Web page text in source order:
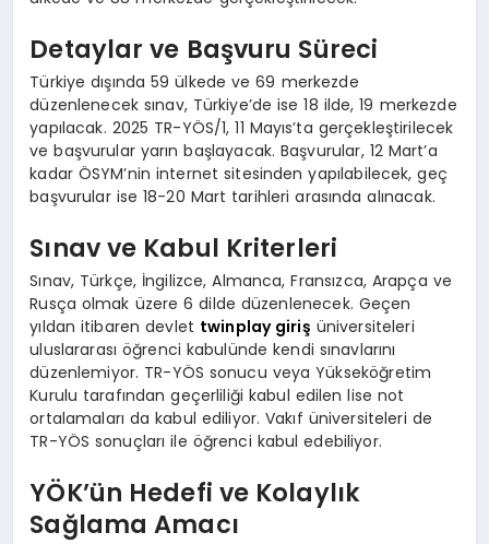
Detaylar ve Başvuru Süreci
Türkiye dışında 59 ülkede ve 69 merkezde
düzenlenecek sınav, Türkiye’de ise 18 ilde, 19 merkezde
yapılacak. 2025 TR-YÖS/1, 11 Mayıs’ta gerçekleştirilecek
ve başvurular yarın başlayacak. Başvurular, 12 Mart’a
kadar ÖSYM’nin internet sitesinden yapılabilecek, geç
başvurular ise 18-20 Mart tarihleri arasında alınacak.
Sınav ve Kabul Kriterleri
Sınav, Türkçe, İngilizce, Almanca, Fransızca, Arapça ve
Rusça olmak üzere 6 dilde düzenlenecek. Geçen
yıldan itibaren devlet twinplay giriş üniversiteleri
uluslararası öğrenci kabulünde kendi sınavlarını
düzenlemiyor. TR-YÖS sonucu veya Yükseköğretim
Kurulu tarafından geçerliliği kabul edilen lise not
ortalamaları da kabul ediliyor. Vakıf üniversiteleri de
TR-YÖS sonuçları ile öğrenci kabul edebiliyor.
YÖK’ün Hedefi ve Kolaylık
Sağlama Amacı